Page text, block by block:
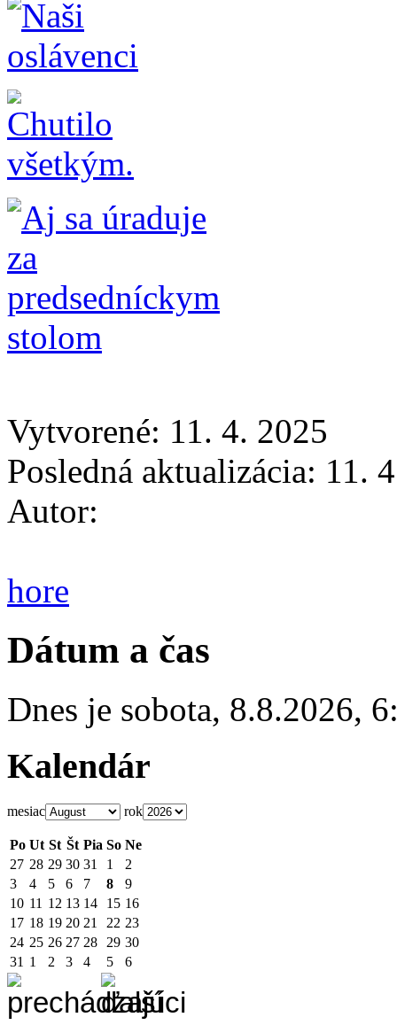
Vytvorené: 11. 4. 2025
Posledná aktualizácia: 11.
Autor:
hore
Dátum a čas
Dnes je sobota, 8.8.2026,
Kalendár
mesiac rok
Po Ut St Št Pia So Ne
27 28 29 30 31 1
2
3
4 5 6 7 8
9
10 11 12 13 14 15 16
17 18 19 20 21 22 23
24 25 26 27 28 29 30
31 1 2 3 4 5 6